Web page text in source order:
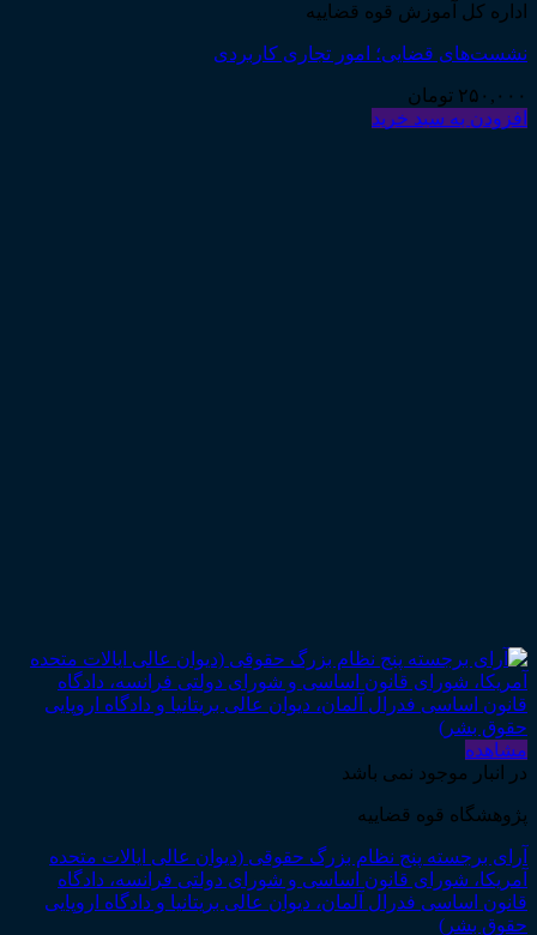
اداره کل آموزش قوه قضاییه
نشست‌های قضایی؛ امور تجاری کاربردی
۲۵۰,۰۰۰ تومان
افزودن به سبد خرید
مشاهده
در انبار موجود نمی باشد
پژوهشگاه قوه قضاییه
آرای برجسته پنج نظام بزرگ حقوقی (دیوان عالی ایالات متحده
آمریکا، شورای قانون اساسی و شورای دولتی فرانسه، دادگاه
قانون اساسی فدرال آلمان، دیوان عالی بریتانیا و دادگاه اروپایی
حقوق بشر)